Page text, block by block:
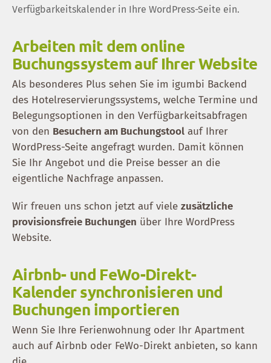
Verfügbarkeitskalender in Ihre WordPress-Seite ein.
Arbeiten mit dem online
Buchungssystem auf Ihrer Website
Als besonderes Plus sehen Sie im igumbi Backend
des Hotelreservierungssystems, welche Termine und
Belegungsoptionen in den Verfügbarkeitsabfragen
von den Besuchern am Buchungstool auf Ihrer
WordPress-Seite angefragt wurden. Damit können
Sie Ihr Angebot und die Preise besser an die
eigentliche Nachfrage anpassen.
Wir freuen uns schon jetzt auf viele zusätzliche
provisionsfreie Buchungen über Ihre WordPress
Website.
Airbnb- und FeWo-Direkt-
Kalender synchronisieren und
Buchungen importieren
Wenn Sie Ihre Ferienwohnung oder Ihr Apartment
auch auf Airbnb oder FeWo-Direkt anbieten, so kann